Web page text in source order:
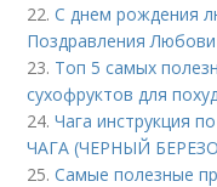
22.С днем рождения
Поздравления
23. Топ 5 самых
сухофруктов для
24.Чага инструкция
ЧАГА (ЧЕРНЫЙ
25.Самые полезные